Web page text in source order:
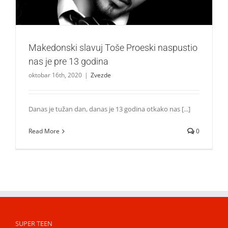
Makedonski slavuj Toše Proeski naspustio
nas je pre 13 godina
oktobar 16th, 2020 | Zvezde
Danas je tužan dan, danas je 13 godina otkako nas [...]
Read More 0
SUPER TEEN